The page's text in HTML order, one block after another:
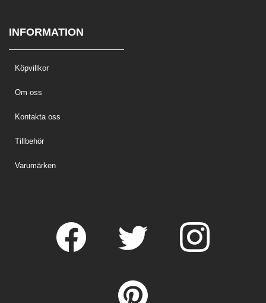
INFORMATION
Köpvillkor
Om oss
Kontakta oss
Tillbehör
Varumärken